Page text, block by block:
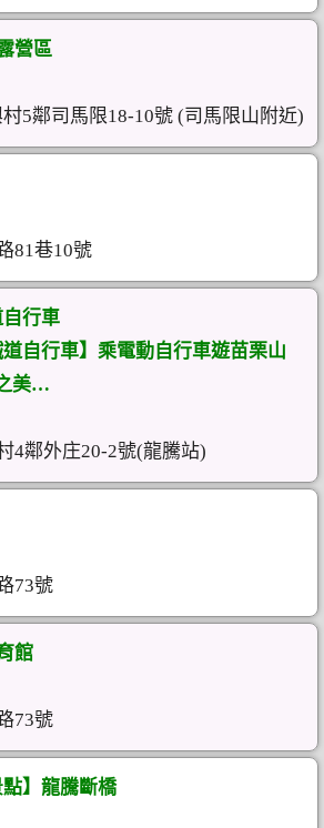
營區
5鄰司馬限18-10號 (司馬限山附近)
81巷10號
行車
道自行車】乘電動自行車遊苗栗山
美…
4鄰外庄20-2號(龍騰站)
73號
館
73號
點】龍騰斷橋